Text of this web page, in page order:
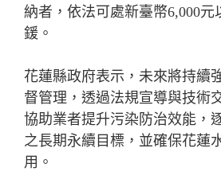
納者，依法可處新臺幣6,000元
鍰。
花蓮縣政府表示，未來將持續
督管理，透過法規宣導與技術
協助業者提升污染防治效能，
之長期永續目標，並確保花蓮
用。